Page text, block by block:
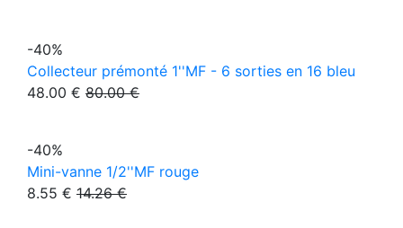
-40%
Collecteur prémonté 1''MF - 6 sorties en 16 bleu
48.00 € 80.00 €
-40%
Mini-vanne 1/2''MF rouge
8.55 € 14.26 €